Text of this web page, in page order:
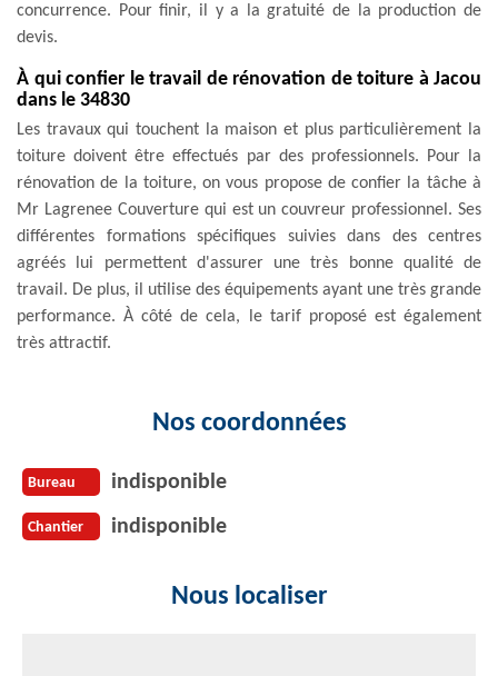
concurrence. Pour finir, il y a la gratuité de la production de
devis.
À qui confier le travail de rénovation de toiture à Jacou
dans le 34830
Les travaux qui touchent la maison et plus particulièrement la
toiture doivent être effectués par des professionnels. Pour la
rénovation de la toiture, on vous propose de confier la tâche à
Mr Lagrenee Couverture qui est un couvreur professionnel. Ses
différentes formations spécifiques suivies dans des centres
agréés lui permettent d'assurer une très bonne qualité de
travail. De plus, il utilise des équipements ayant une très grande
performance. À côté de cela, le tarif proposé est également
très attractif.
Nos coordonnées
Bureau indisponible
Chantier indisponible
Nous localiser